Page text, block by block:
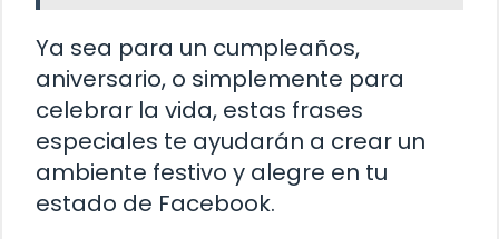
Ya sea para un cumpleaños,
aniversario, o simplemente para
celebrar la vida, estas frases
especiales te ayudarán a crear un
ambiente festivo y alegre en tu
estado de Facebook.